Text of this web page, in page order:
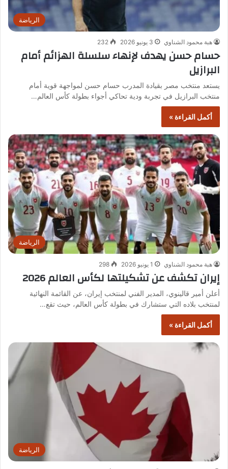
الرياضة
هبة محمود الشناوي 3 يونيو 2026 232
حسام حسن يهدف لإنهاء سلسلة الهزائم أمام
البرازيل
يستعد منتخب مصر بقيادة المدرب حسام حسن لمواجهة قوية أمام
منتخب البرازيل في تجربة ودية تحاكي أجواء بطولة كأس العالم…
أكمل القراءة »
الرياضة
هبة محمود الشناوي 1 يونيو 2026 298
إيران تكشف عن تشكيلتها لكأس العالم 2026
أعلن أمير قالينوي، المدير الفني لمنتخب إيران، عن القائمة النهائية
لمنتخب بلاده التي ستشارك في بطولة كأس العالم، حيث تقع…
أكمل القراءة »
الرياضة